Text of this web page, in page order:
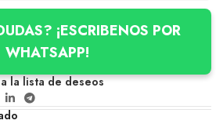
¡ESCRIBENOS POR
WHATSAPP!
la lista de deseos